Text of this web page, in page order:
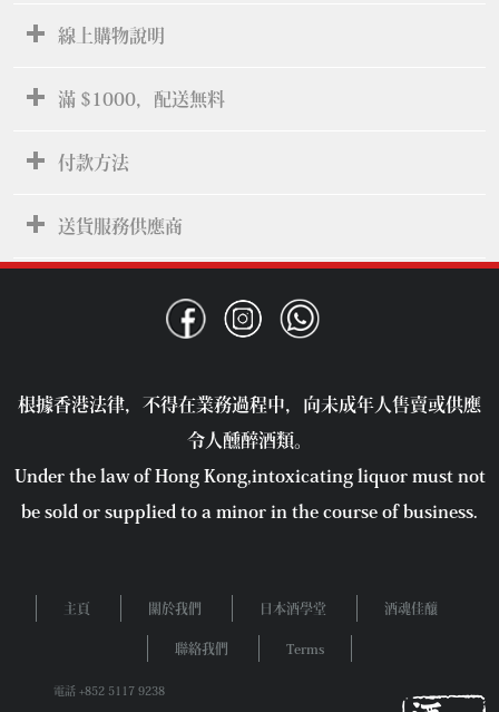
線上購物說明
滿 $1000，配送無料
付款方法
送貨服務供應商
根據香港法律，不得在業務過程中，向未成年人售賣或供應
令人醺醉酒類。
Under the law of Hong Kong,intoxicating liquor must not
be sold or supplied to a minor in the course of business.
主頁 關於我們 日本酒學堂 酒魂佳釀
聯絡我們 Terms
電話 +852 5117 9238